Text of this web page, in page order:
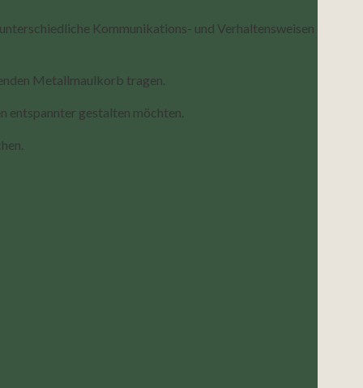
Kommunikations- und Verhaltensweisen
Metallmaulkorb tragen.
entspannter gestalten möchten.